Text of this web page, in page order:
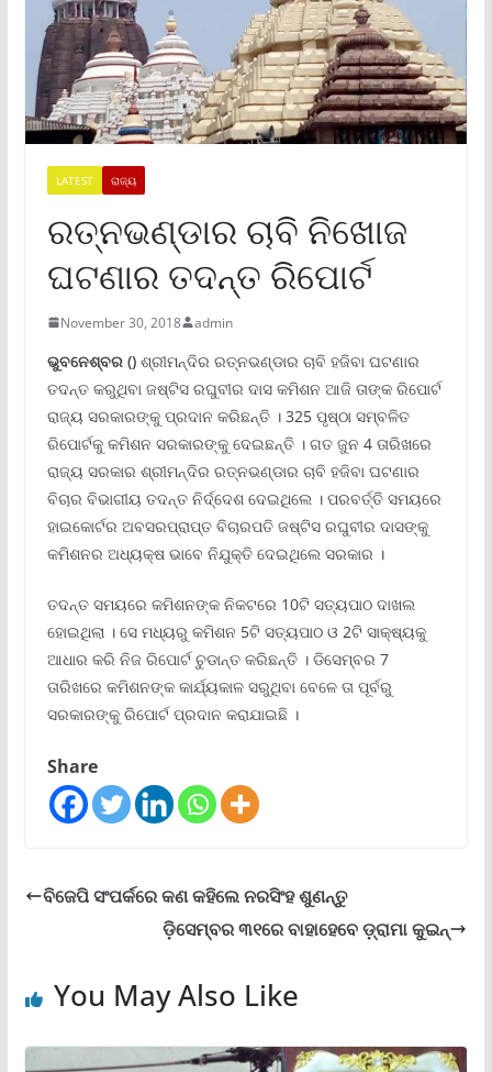
LATEST ରାଜ୍ୟ
ରତ୍ନଭଣ୍ଡାର ଚାବି ନିଖୋଜ
ଘଟଣାର ତଦନ୍ତ ରିପୋର୍ଟ
November 30, 2018 admin
ଭୁବନେଶ୍ବର ()ଶ୍ରୀମନ୍ଦିର ରତ୍ନଭଣ୍ଡାର ଚାବି ହଜିବା ଘଟଣାର
ତଦନ୍ତ କରୁଥିବା ଜଷ୍ଟିସ ରଘୁବୀର ଦାସ କମିଶନ ଆଜି ତାଙ୍କ ରିପୋର୍ଟ
ରାଜ୍ୟ ସରକାରଙ୍କୁ ପ୍ରଦାନ କରିଛନ୍ତି । 325 ପୃଷ୍ଠା ସମ୍ବଳିତ
ରିପୋର୍ଟକୁ କମିଶନ ସରକାରଙ୍କୁ ଦେଇଛନ୍ତି । ଗତ ଜୁନ 4 ତାରିଖରେ
ରାଜ୍ୟ ସରକାର ଶ୍ରୀମନ୍ଦିର ରତ୍ନଭଣ୍ଡାର ଚାବି ହଜିବା ଘଟଣାର
ବିଚାର ବିଭାଗୀୟ ତଦନ୍ତ ନିର୍ଦ୍ଦେଶ ଦେଇଥିଲେ । ପରବର୍ତ୍ତି ସମୟରେ
ହାଇକୋର୍ଟର ଅବସରପ୍ରାପ୍ତ ବିଚାରପତି ଜଷ୍ଟିସ ରଘୁବୀର ଦାସଙ୍କୁ
କମିଶନର ଅଧ୍ୟକ୍ଷ ଭାବେ ନିଯୁକ୍ତି ଦେଇଥିଲେ ସରକାର ।
ତଦନ୍ତ ସମୟରେ କମିଶନଙ୍କ ନିକଟରେ 10ଟି ସତ୍ୟପାଠ ଦାଖଲ
ହୋଇଥିଲା । ସେ ମଧ୍ୟରୁ କମିଶନ 5ଟି ସତ୍ୟପାଠ ଓ 2ଟି ସାକ୍ଷ୍ୟକୁ
ଆଧାର କରି ନିଜ ରିପୋର୍ଟ ଚୁଡାନ୍ତ କରିଛନ୍ତି । ଡିସେମ୍ବର 7
ତାରିଖରେ କମିଶନଙ୍କ କାର୍ଯ୍ୟକାଳ ସରୁଥିବା ବେଳେ ତା ପୂର୍ବରୁ
ସରକାରଙ୍କୁ ରିପୋର୍ଟ ପ୍ରଦାନ କରାଯାଇଛି ।
Share
ବିଜେପି ସଂପର୍କରେ କଣ କହିଲେ ନରସିଂହ ଶୁଣନ୍ତୁ
ଡ଼ିସେମ୍ବର ୩୧ରେ ବାହାହେବେ ଡ଼୍ରାମା କୁଇନ୍
You May Also Like